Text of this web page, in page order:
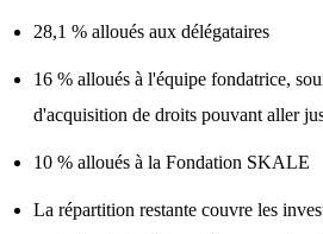
28,1 % alloués aux délégataires
16 % alloués à l'équipe fondatrice,
d'acquisition de droits pouvant aller
10 % alloués à la Fondation SKALE
La répartition restante couvre les